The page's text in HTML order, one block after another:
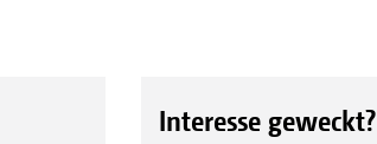
Interesse geweckt?